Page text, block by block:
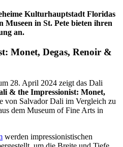
Kulturhauptstadt Floridas
Museen in St. Pete bieten ihren
an.
Monet, Degas, Renoir &
28. April 2024 zeigt das Dali
& the Impressionist: Monet,
von Salvador Dali im Vergleich zu
dem Museum of Fine Arts in
werden impressionistischen